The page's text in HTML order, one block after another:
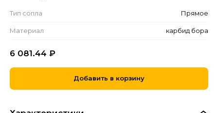
Тип сопла Прямое
Материал карбид бора
6 081.44 ₽
Добавить в корзину